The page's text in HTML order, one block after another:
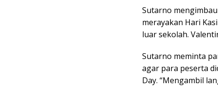
Sutarno
merayakan Hari
luar sekolah.
Sutarno meminta
agar para peserta
Day. “Mengambil